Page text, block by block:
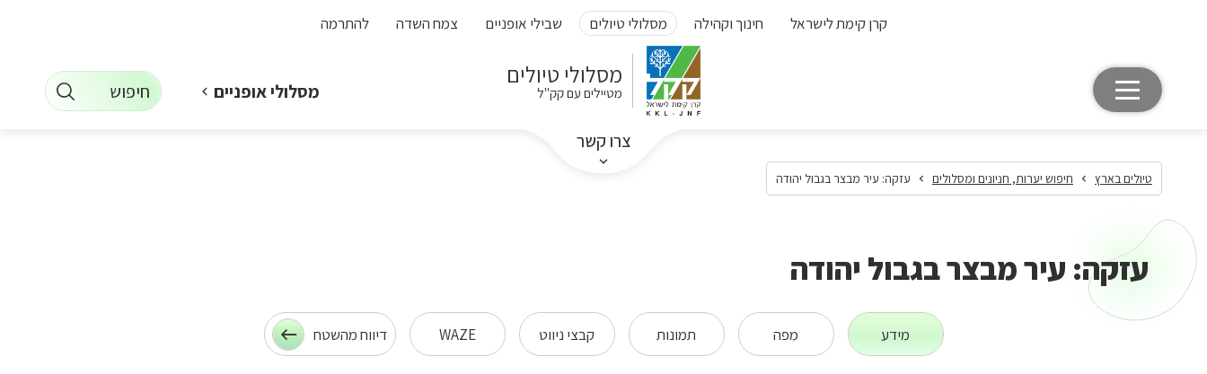
קרן קימת לישראל חינוך וקהילה מסלולי טיולים שבילי אופניים צמח השדה להתרמה
מסלולי טיולים
מטיילים עם קק"ל
צרו קשר
מסלולי אופניים חיפוש
טיולים בארץ חיפוש יערות, חניונים ומסלולים עזקה: עיר מבצר בגבול יהודה
עזקה: עיר מבצר בגבול יהודה
מידע מפה תמונות קבצי ניווט WAZE דיווח מהשטח